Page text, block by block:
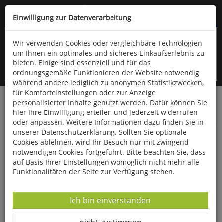
Kompletten Head der Seite überspringen
oder (06766) 9323-960
Startseite Bücher Downloads
Zeitschriften
Der Falke
Stilleking und Ebbemoore in Nordrhein-
Westfalen
Einwilligung zur Datenverarbeitung
Wir verwenden Cookies oder vergleichbare Technologien
um Ihnen ein optimales und sicheres Einkaufserlebnis zu
bieten. Einige sind essenziell und für das
ordnungsgemäße Funktionieren der Website notwendig
während andere lediglich zu anonymen Statistikzwecken,
für Komforteinstellungen oder zur Anzeige
personalisierter Inhalte genutzt werden. Dafür können Sie
hier Ihre Einwilligung erteilen und jederzeit widerrufen
oder anpassen. Weitere Informationen dazu finden Sie in
unserer Datenschutzerklärung. Sollten Sie optionale
Cookies ablehnen, wird Ihr Besuch nur mit zwingend
notwendigen Cookies fortgeführt. Bitte beachten Sie, dass
auf Basis Ihrer Einstellungen womöglich nicht mehr alle
Funktionalitäten der Seite zur Verfügung stehen.
Datenverarbeitung -
Ich bin einverstanden